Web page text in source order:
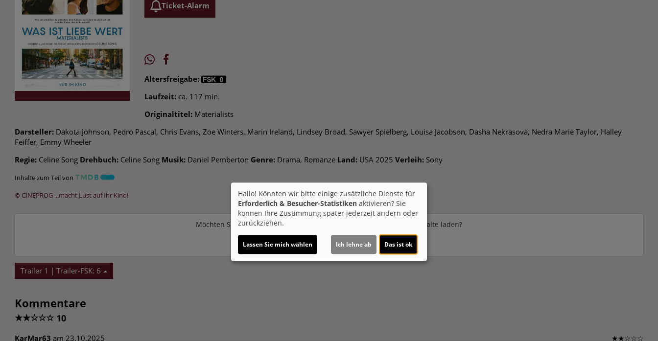
Ticket-Alarm
Altersfreigabe:
Laufzeit: ca. 117 min.
Originaltitel: Materialists
Darsteller: Dakota Johnson, Pedro Pascal, Chris Evans, Zoe Winters, Marin Ireland, Lindsey Broad, Sawyer Spielberg, Louisa Jacobson, Dasha Nekrasova, Nedra Marie Taylor, Halley
Feiffer, Emmy Wheeler
Regie: Celine Song Drehbuch: Celine Song Musik: Daniel Pemberton Genre: Drama, Romanze Land: USA 2025 Verleih: Sony
Inhalte zum Teil von
© CINEPROG ...macht Lust auf Ihr Kino!
Möchten Sie vonYoutube (Trailer ansehen)
bereitgestellte externe Inhalte laden?
Trailer 1 | Trailer-FSK: 6
Kommentare
★★☆☆☆ 10
KarMar63 am 23.10.2025 ★★☆☆☆
Hallo! Könnten wir bitte einige zusätzliche Dienste für
Erforderlich & Besucher-Statistiken aktivieren? Sie
können Ihre Zustimmung später jederzeit ändern oder
zurückziehen.
Lassen Sie mich wählen Ich lehne ab Das ist ok